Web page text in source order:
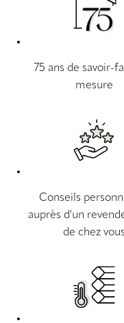
75 ans de savoir-
mesure
Conseils
auprès d'un
de chez vous